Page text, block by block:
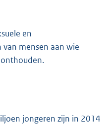
en
mensen aan wie
jongeren zijn in 2014